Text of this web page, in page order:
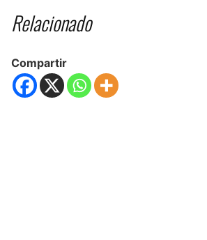
Relacionado
Compartir